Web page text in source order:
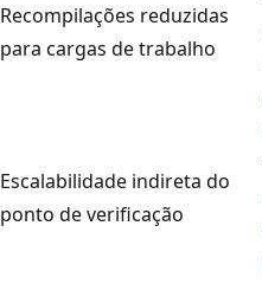
Recompilações reduzidas
para cargas de trabalho
Escalabilidade indireta do
ponto de verificação